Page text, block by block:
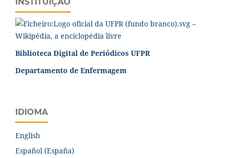
Biblioteca Digital de Periódicos UFPR
Departamento de Enfermagem
IDIOMA
English
Español (España)